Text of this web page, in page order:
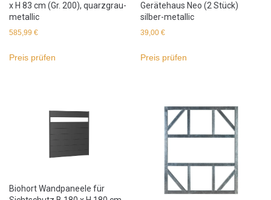
x H 83 cm (Gr. 200), quarzgrau-
metallic
585,99 €
Preis prüfen
Gerätehaus Neo (2 Stück)
silber-metallic
39,00€
Preis prüfen
Biohort Wandpaneele für